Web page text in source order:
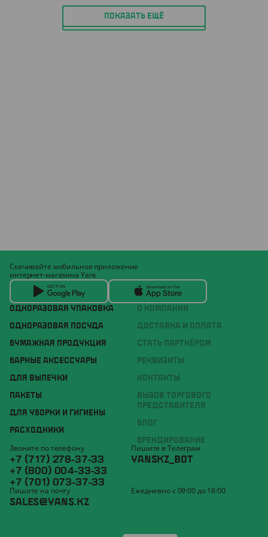
ПОКАЗАТЬ ЕЩЁ
ОДНОРАЗОВАЯ УПАКОВКА
ОДНОРАЗОВАЯ ПОСУДА
БУМАЖНАЯ ПРОДУКЦИЯ
БАРНЫЕ АКСЕССУАРЫ
ДЛЯ ВЫПЕЧКИ
ПАКЕТЫ
ДЛЯ УБОРКИ И ГИГИЕНЫ
РАСХОДНИКИ
О КОМПАНИИ
ДОСТАВКА И ОПЛАТА
СТАТЬ ПАРТНЁРОМ
РЕКВИЗИТЫ
КОНТАКТЫ
ВЫЗОВ ТОРГОВОГО
ПРЕДСТАВИТЕЛЯ
БЛОГ
БРЕНДИРОВАНИЕ
Скачивайте мобильное приложение
интернет-магазина Yans
Звоните по телефону
+7 (717) 278-37-33
+7 (800) 004-33-33
+7 (701) 073-37-33
Пишите в Телеграм
YANSKZ_BOT
Пишите на почту
SALES@YANS.KZ
Ежедневно с 09:00 до 18:00